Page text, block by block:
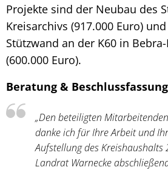
Projekte sind der Neubau des
Kreisarchivs (917.000 Euro)
Stützwand an der K60 in
(600.000 Euro).
Beratung & Beschlussfassung
„Den beteiligten
danke ich für Ihre Arbeit und
Aufstellung des Kreishaushalts
Landrat Warnecke